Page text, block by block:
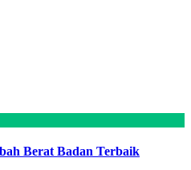
Berat Badan Terbaik